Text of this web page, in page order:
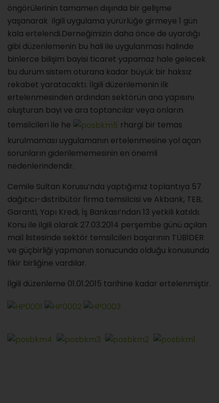
öngörülerinin tamamen dışında bir gelişme
yaşanarak ilgili uygulama yürürlüğe girmeye 1 gün
kala ertelendi.Derneğimizin daha önce de uyardığı
gibi düzenlemenin bu hali ile uygulanması halinde
binlerce bilişim bayisi ticaret yapamaz hale gelecek
bu durum sistem oturana kadar büyük bir haksız
rekabet yaratacaktı. İlgili düzenlemenin ilk
ertelenmesinden ardından sektörün ana yapısını
oluşturan bayi ve ara toptancılar veya onların
temsilcileri ile he
rhargi bir temas
kurulmaması uygulamanın ertelenmesine yol açan
sorunların giderilememesinin en önemli
nedenlerindendir.
Cemile Sultan Korusu’nda yaptığımız toplantıya 57
dağıtıcı-distribütör firma temsilcisi ve Akbank, TEB,
Garanti, Yapı Kredi, İş Bankası’ndan 13 yetkili katıldı.
Konu ile ilgili olarak 27.03.2014 perşembe günü açılan
mail listesinde sektör temsilcileri başarının TÜBİDER
ve güçbirliği yapmanın sonucunda olduğu konusunda
fikir birliğine vardılar.
İlgili düzenleme 01.01.2015 tarihine kadar ertelenmiştir.